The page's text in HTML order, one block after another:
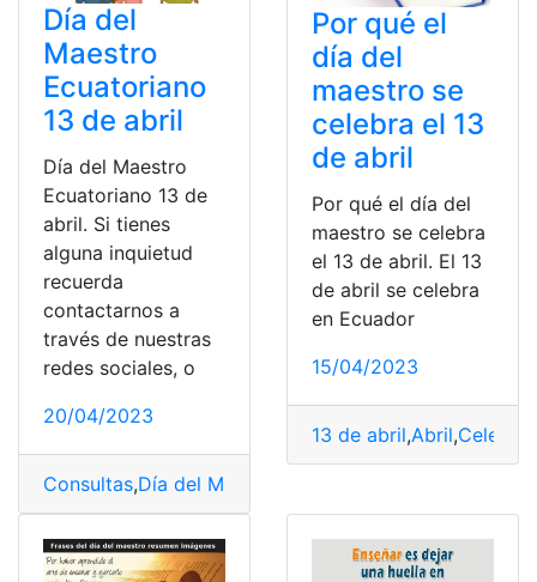
Día del
Maestro
Ecuatoriano
13 de abril
Día del Maestro
Ecuatoriano 13 de
abril. Si tienes
alguna inquietud
recuerda
contactarnos a
través de nuestras
redes sociales, o
20/04/2023
Consultas,Día del Maestro Ecuatoriano
Por qué el
día del
maestro se
celebra el 13
de abril
Por qué el día del
maestro se celebra
el 13 de abril. El 13
de abril se celebra
en Ecuador
15/04/2023
13 de abril,Abril,